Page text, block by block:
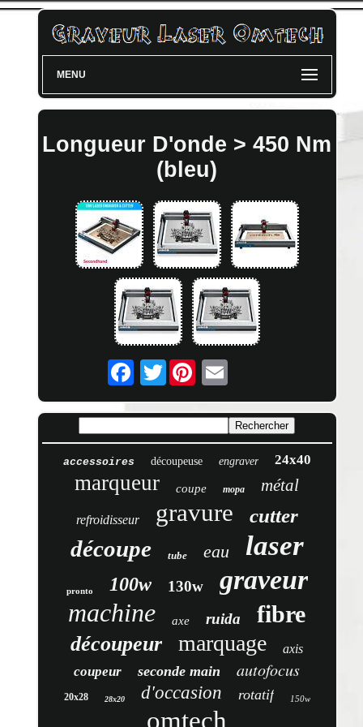
MENU
Longueur D'onde > 450 Nm
(bleu)
Twitter
accessoires découpeuse engraver 24x40
marqueur coupe mopa métal
refroidisseur gravure cutter
découpe tube eau laser
pronto 100w 130w graveur
machine axe ruida fibre
découpeur marquage axis
coupeur seconde main autofocus
20x28 28x20 d'occasion rotatif 150w
omtech